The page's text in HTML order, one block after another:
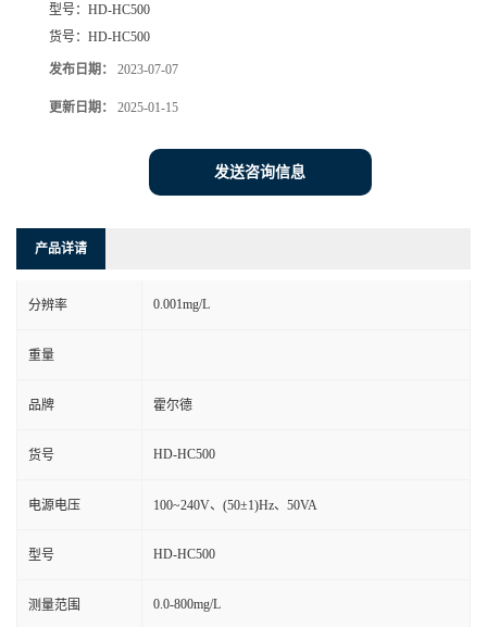
型号： HD-HC500
货号： HD-HC500
发布日期： 2023-07-07
更新日期： 2025-01-15
发送咨询信息
产品详请
分辨率 0.001mg/L
重量
品牌 霍尔德
货号 HD-HC500
电源电压 100~240V、(50±1)Hz、50VA
型号 HD-HC500
测量范围 0.0-800mg/L